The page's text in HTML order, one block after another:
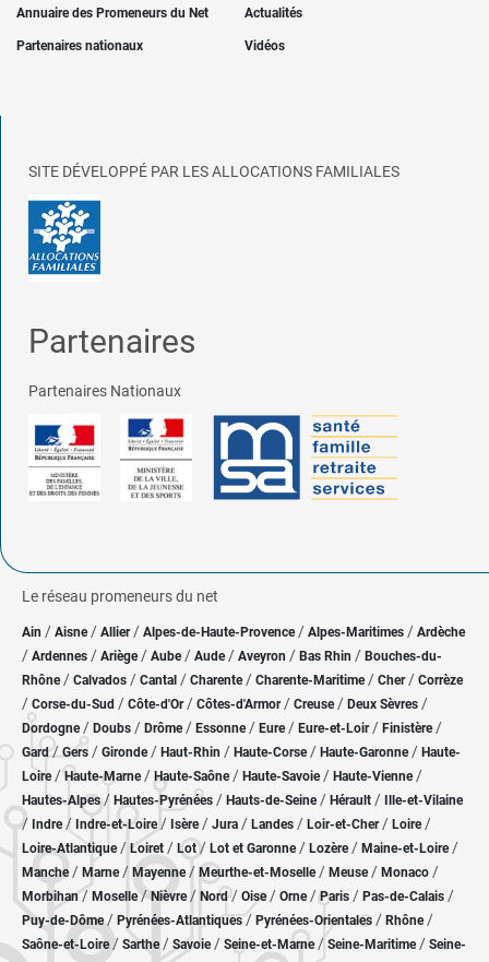
Annuaire des Promeneurs du Net Actualités
Partenaires nationaux Vidéos
SITE DÉVELOPPÉ PAR LES ALLOCATIONS FAMILIALES
Partenaires
Partenaires Nationaux
Le réseau promeneurs du net
Ain / Aisne/ Allier/ Alpes-de-Haute-Provence / Alpes-Maritimes / Ardèche
/ Ardennes / Ariège/ Aube/ Aude / Aveyron / Bas Rhin / Bouches-du-
Rhône/ Calvados / Cantal / Charente / Charente-Maritime/ Cher / Corrèze
/ Corse-du-Sud / Côte-d'Or / Côtes-d'Armor/ Creuse/ Deux Sèvres /
Dordogne/ Doubs / Drôme/ Essonne / Eure/ Eure-et-Loir / Finistère/
Gard/Gers / Gironde/ Haut-Rhin / Haute-Corse/ Haute-Garonne/ Haute-
Loire/Haute-Marne/ Haute-Saône/ Haute-Savoie/ Haute-Vienne/
Hautes-Alpes/ Hautes-Pyrénées / Hauts-de-Seine/ Hérault / Ille-et-Vilaine
/ Indre/ Indre-et-Loire/ Isère/ Jura / Landes / Loir-et-Cher/ Loire/
Loire-Atlantique/ Loiret / Lot/ Lot et Garonne/ Lozère / Maine-et-Loire/
Manche/ Marne/ Mayenne/ Meurthe-et-Moselle/ Meuse/ Monaco /
Morbihan/ Moselle/ Nièvre / Nord/ Oise / Orne/Paris / Pas-de-Calais /
Puy-de-Dôme/ Pyrénées-Atlantiques / Pyrénées-Orientales / Rhône/
Saône-et-Loire/ Sarthe/ Savoie/ Seine-et-Marne/ Seine-Maritime/ Seine-